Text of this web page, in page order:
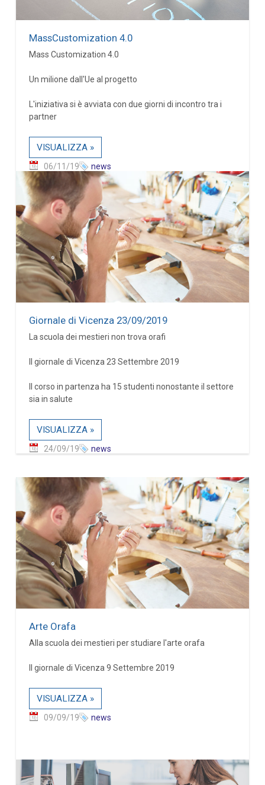
MassCustomization 4.0
Mass Customization 4.0
Un milione dall'Ue al progetto
L'iniziativa si è avviata con due giorni di incontro tra i
partner
VISUALIZZA »
06/11/19 news
Giornale di Vicenza 23/09/2019
La scuola dei mestieri non trova orafi
Il giornale di Vicenza 23 Settembre 2019
Il corso in partenza ha 15 studenti nonostante il settore
sia in salute
VISUALIZZA »
24/09/19 news
Arte Orafa
Alla scuola dei mestieri per studiare l'arte orafa
Il giornale di Vicenza 9 Settembre 2019
VISUALIZZA »
09/09/19 news